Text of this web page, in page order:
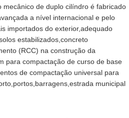
mecânico de duplo cilíndro é fabricado
a nível internacional e pelo
importados do exterior,adequado
estabilizados,concreto
(RCC) na construção da
para compactação de curso de base
de compactação universal para
municipal